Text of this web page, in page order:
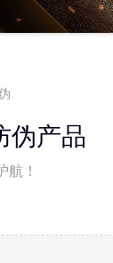
伪产品
航！